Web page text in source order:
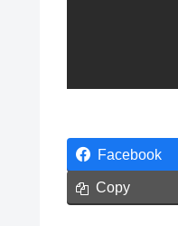
Facebook
Copy